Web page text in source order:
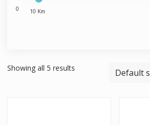
0 10 Km
Showing all 5 results